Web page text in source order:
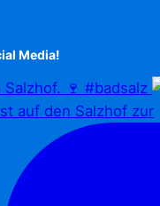
Media!
🍷 #badsalz
auf den Salzhof zur